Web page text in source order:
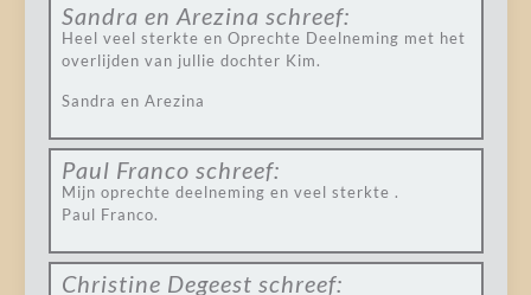
Sandra en Arezina schreef:
Heel veel sterkte en Oprechte Deelneming met het
overlijden van jullie dochter Kim.
Sandra en Arezina
Paul Franco schreef:
Mijn oprechte deelneming en veel sterkte .
Paul Franco.
Christine Degeest schreef: